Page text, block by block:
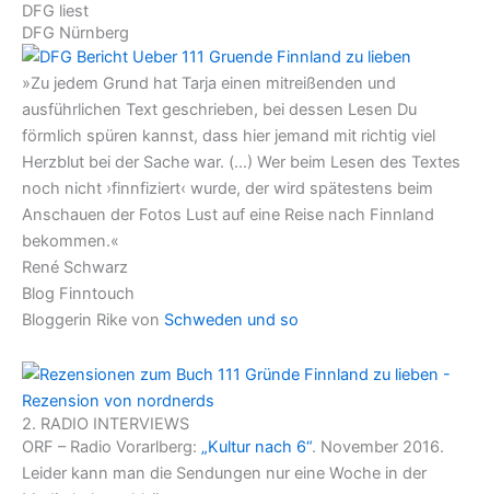
DFG liest
DFG Nürnberg
»Zu jedem Grund hat Tarja einen mitreißenden und
ausführlichen Text geschrieben, bei dessen Lesen Du
förmlich spüren kannst, dass hier jemand mit richtig viel
Herzblut bei der Sache war. (…) Wer beim Lesen des Textes
noch nicht ›finnfiziert‹ wurde, der wird spätestens beim
Anschauen der Fotos Lust auf eine Reise nach Finnland
bekommen.«
René Schwarz
Blog Finntouch
Bloggerin Rike von Schweden und so
2. RADIO INTERVIEWS
ORF – Radio Vorarlberg: „Kultur nach 6“. November 2016.
Leider kann man die Sendungen nur eine Woche in der